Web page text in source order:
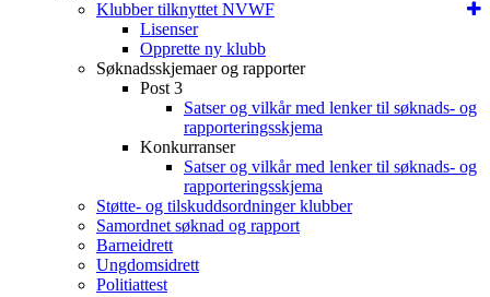
Klubber tilknyttet NVWF
Lisenser
Opprette ny klubb
Søknadsskjemaer og rapporter
Post 3
Satser og vilkår med lenker til søknads- og
rapporteringsskjema
Konkurranser
Satser og vilkår med lenker til søknads- og
rapporteringsskjema
Støtte- og tilskuddsordninger klubber
Samordnet søknad og rapport
Barneidrett
Ungdomsidrett
Politiattest